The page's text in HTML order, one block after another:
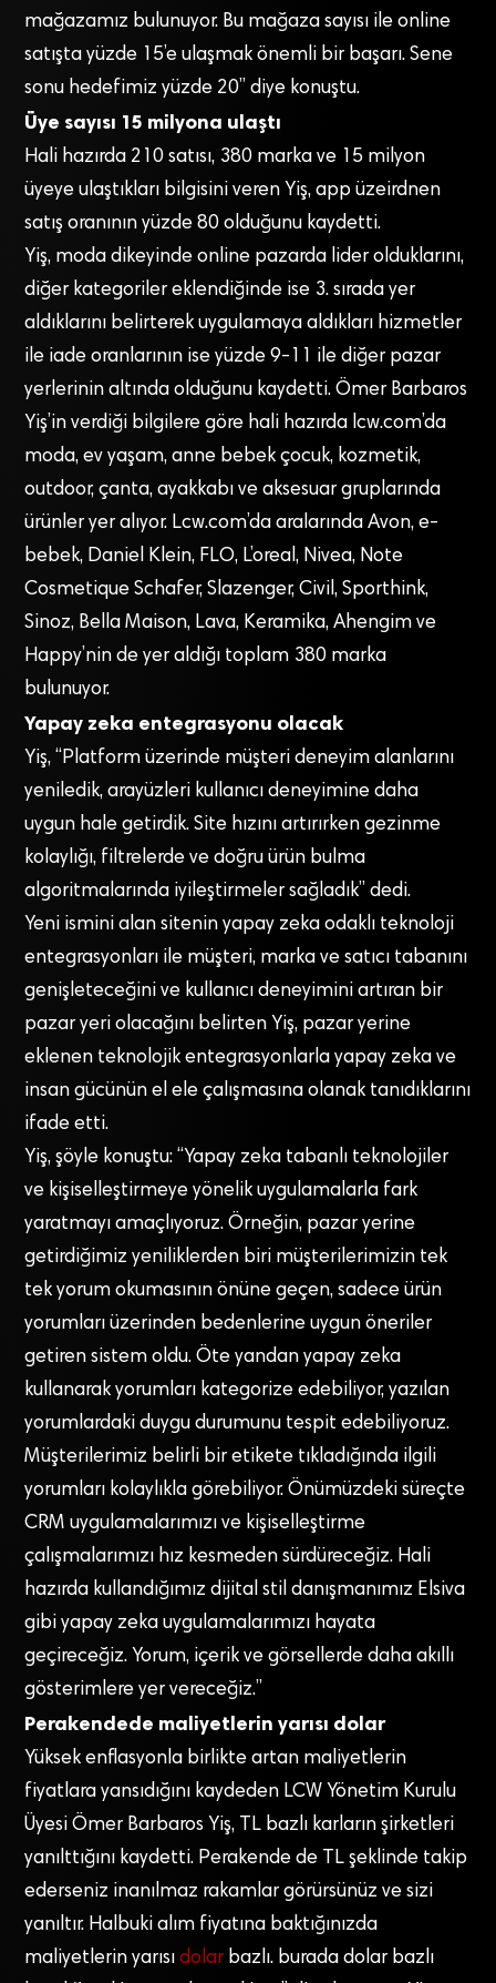
mağazamız bulunuyor. Bu mağaza sayısı ile online
satışta yüzde 15’e ulaşmak önemli bir başarı. Sene
sonu hedefimiz yüzde 20” diye konuştu.
Üye sayısı 15 milyona ulaştı
Hali hazırda 210 satısı, 380 marka ve 15 milyon
üyeye ulaştıkları bilgisini veren Yiş, app üzeirdnen
satış oranının yüzde 80 olduğunu kaydetti.
Yiş, moda dikeyinde online pazarda lider olduklarını,
diğer kategoriler eklendiğinde ise 3. sırada yer
aldıklarını belirterek uygulamaya aldıkları hizmetler
ile iade oranlarının ise yüzde 9-11 ile diğer pazar
yerlerinin altında olduğunu kaydetti. Ömer Barbaros
Yiş’in verdiği bilgilere göre hali hazırda lcw.com’da
moda, ev yaşam, anne bebek çocuk, kozmetik,
outdoor, çanta, ayakkabı ve aksesuar gruplarında
ürünler yer alıyor. Lcw.com’da aralarında Avon, e-
bebek, Daniel Klein, FLO, L’oreal, Nivea, Note
Cosmetique Schafer, Slazenger, Civil, Sporthink,
Sinoz, Bella Maison, Lava, Keramika, Ahengim ve
Happy’nin de yer aldığı toplam 380 marka
bulunuyor.
Yapay zeka entegrasyonu olacak
Yiş, “Platform üzerinde müşteri deneyim alanlarını
yeniledik, arayüzleri kullanıcı deneyimine daha
uygun hale getirdik. Site hızını artırırken gezinme
kolaylığı, filtrelerde ve doğru ürün bulma
algoritmalarında iyileştirmeler sağladık” dedi.
Yeni ismini alan sitenin yapay zeka odaklı teknoloji
entegrasyonları ile müşteri, marka ve satıcı tabanını
genişleteceğini ve kullanıcı deneyimini artıran bir
pazar yeri olacağını belirten Yiş, pazar yerine
eklenen teknolojik entegrasyonlarla yapay zeka ve
insan gücünün el ele çalışmasına olanak tanıdıklarını
ifade etti.
Yiş, şöyle konuştu: “Yapay zeka tabanlı teknolojiler
ve kişiselleştirmeye yönelik uygulamalarla fark
yaratmayı amaçlıyoruz. Örneğin, pazar yerine
getirdiğimiz yeniliklerden biri müşterilerimizin tek
tek yorum okumasının önüne geçen, sadece ürün
yorumları üzerinden bedenlerine uygun öneriler
getiren sistem oldu. Öte yandan yapay zeka
kullanarak yorumları kategorize edebiliyor, yazılan
yorumlardaki duygu durumunu tespit edebiliyoruz.
Müşterilerimiz belirli bir etikete tıkladığında ilgili
yorumları kolaylıkla görebiliyor. Önümüzdeki süreçte
CRM uygulamalarımızı ve kişiselleştirme
çalışmalarımızı hız kesmeden sürdüreceğiz. Hali
hazırda kullandığımız dijital stil danışmanımız Elsiva
gibi yapay zeka uygulamalarımızı hayata
geçireceğiz. Yorum, içerik ve görsellerde daha akıllı
gösterimlere yer vereceğiz.”
Perakendede maliyetlerin yarısı dolar
Yüksek enflasyonla birlikte artan maliyetlerin
fiyatlara yansıdığını kaydeden LCW Yönetim Kurulu
Üyesi Ömer Barbaros Yiş, TL bazlı karların şirketleri
yanılttığını kaydetti. Perakende de TL şeklinde takip
ederseniz inanılmaz rakamlar görürsünüz ve sizi
yanıltır. Halbuki alım fiyatına baktığınızda
maliyetlerin yarısıdolar bazlı. burada dolar bazlı